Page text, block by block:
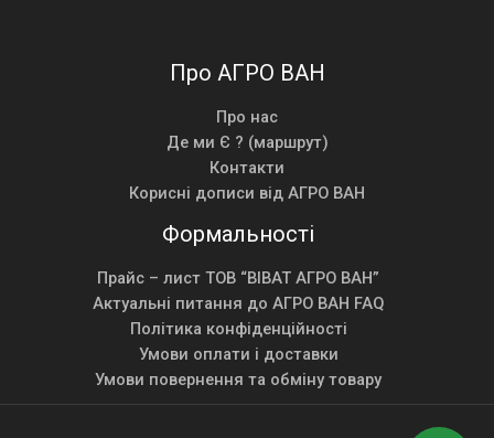
Про АГРО ВАН
Про нас
Де ми Є ? (маршрут)
Контакти
Корисні дописи від АГРО ВАН
Формальності
Прайс – лист ТОВ “ВІВАТ АГРО ВАН”
Актуальні питання до АГРО ВАН FAQ
Політика конфіденційності
Умови оплати і доставки
Умови повернення та обміну товару